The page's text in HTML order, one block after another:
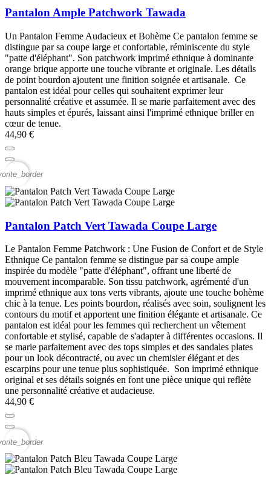
Pantalon Ample Patchwork Tawada
Un Pantalon Femme Audacieux et Bohème Ce pantalon femme se
distingue par sa coupe large et confortable, réminiscente du style
"patte d'éléphant". Son patchwork imprimé ethnique à dominante
orange brique apporte une touche vibrante et originale. Les détails
de point bourdon ajoutent une finition soignée et artisanale. Ce
pantalon est idéal pour celles qui souhaitent exprimer leur
personnalité créative et assumée. Il se marie parfaitement avec des
hauts simples et épurés, laissant ainsi l'imprimé ethnique briller en
cœur de tenue.
44,90 €
Pantalon Patch Vert Tawada Coupe Large
Le Pantalon Femme Patchwork : Une Fusion de Confort et de Style
Ethnique Ce pantalon femme se distingue par sa coupe ample
inspirée du modèle "patte d'éléphant", offrant une liberté de
mouvement incomparable. Son tissu patchwork, agrémenté d'un
imprimé ethnique aux tons verts vibrants, ajoute une touche bohème
chic à la tenue. Les points bourdon, réalisés avec soin, soulignent les
contours du motif et apportent une finition élégante et artisanale. Ce
pantalon est idéal pour les femmes qui recherchent un vêtement
confortable et stylisé, capable de s'adapter à différentes occasions. Il
se marie parfaitement avec des tops simples et des sandales plates
pour un look décontracté, ou avec un chemisier élégant et des
escarpins pour une tenue plus sophistiquée. Son imprimé ethnique
original et ses détails soignés en font une pièce unique qui reflète
une personnalité créative et audacieuse.
44,90 €